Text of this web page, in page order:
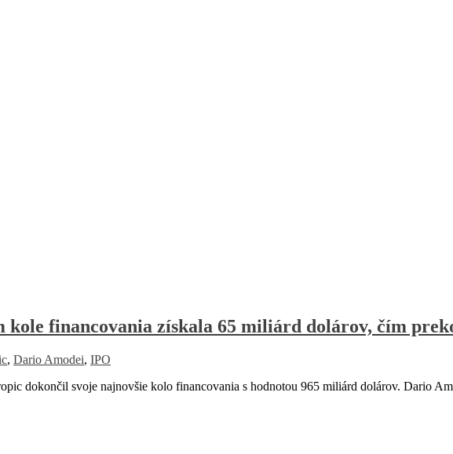
kole financovania získala 65 miliárd dolárov, čím
, Dario Amodei, IPO
dokončil svoje najnovšie kolo financovania s hodnotou 965 miliárd dolárov. Dario